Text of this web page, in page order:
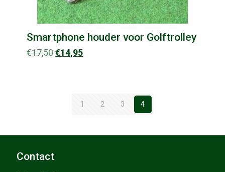
Smartphone houder voor Golftrolley
€17,50Oorspronkelijke
€14,95Huidige
1 2 3 4
Contact